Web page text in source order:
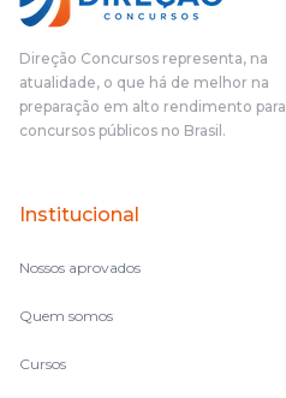
Direção Concursos representa, na
atualidade, o que há de melhor na
preparação em alto rendimento para
concursos públicos no Brasil.
Institucional
Nossos aprovados
Quem somos
Cursos